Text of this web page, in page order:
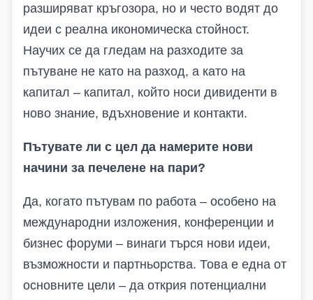
разширяват кръгозора, но и често водят до
идеи с реална икономическа стойност.
Научих се да гледам на разходите за
пътуване не като на разход, а като на
капитал – капитал, който носи дивиденти в
ново знание, вдъхновение и контакти.
Пътувате ли с цел да намерите нови
начини за печелене на пари?
Да, когато пътувам по работа – особено на
международни изложения, конференции и
бизнес форуми – винаги търся нови идеи,
възможности и партньорства. Това е една от
основните цели – да открия потенциални